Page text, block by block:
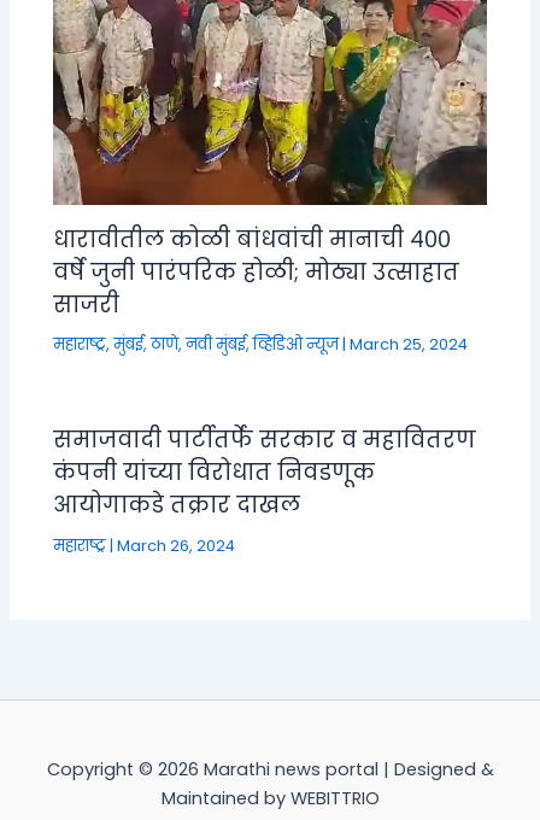
धारावीतील कोळी बांधवांची मानाची ४००
वर्षे जुनी पारंपरिक होळी; मोठ्या उत्साहात
साजरी
महाराष्ट्र,मुंबई, ठाणे, नवी मुंबई,व्हिडिओ न्यूज|March 25, 2024
समाजवादी पार्टीतर्फे सरकार व महावितरण
कंपनी यांच्या विरोधात निवडणूक
आयोगाकडे तक्रार दाखल
महाराष्ट्र|March 26, 2024
Copyright © 2026 Marathi news portal | Designed &
Maintained by WEBITTRIO